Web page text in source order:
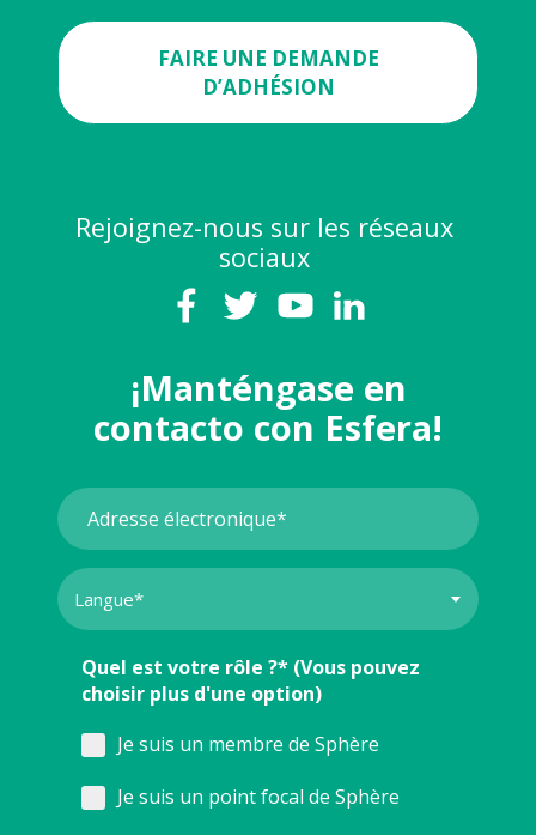
FAIRE UNE DEMANDE
D’ADHÉSION
Rejoignez-nous sur les réseaux
sociaux
¡Manténgase en
contacto con Esfera!
Quel est votre rôle ?* (Vous pouvez
choisir plus d'une option)
Je suis un membre de Sphère
Je suis un point focal de Sphère